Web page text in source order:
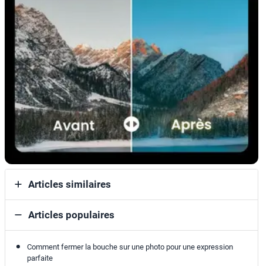
Articles similaires
Articles populaires
Comment fermer la bouche sur une photo pour une expression
parfaite